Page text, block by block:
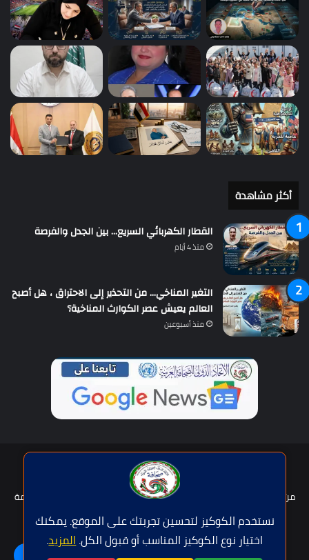
نستخدم الكوكيز لتحسين تجربتك على الموقع. يمكنك
اختيار نوع الكوكيز المناسب أو قبول الكل.المزيد.
أكثر مشاهدة
القطار الكهربائي السريع… بين الجدل والفرصة
منذ 4 أيام
التغير المناخي… من التحذير إلى الاحتراق ، هل أصبح
العالم يعيش عصر الكوارث المناخية؟
منذ أسبوعين
حقوق النشر © | جميع الحقوق محفوظة للاتحاد الدولى للصحافة العربية
2026
من نحن؟
عضوية الإتحاد سياسة الخصوصية
شروط الخدمة
فيسبوكتويتر يوتيوبواتساب
اللغة | Langue